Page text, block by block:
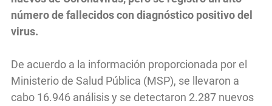
número de fallecidos con diagnóstico positivo del
virus.
De acuerdo a la información proporcionada por el
Ministerio de Salud Pública (MSP), se llevaron a
cabo 16.946 análisis y se detectaron 2.287 nuevos